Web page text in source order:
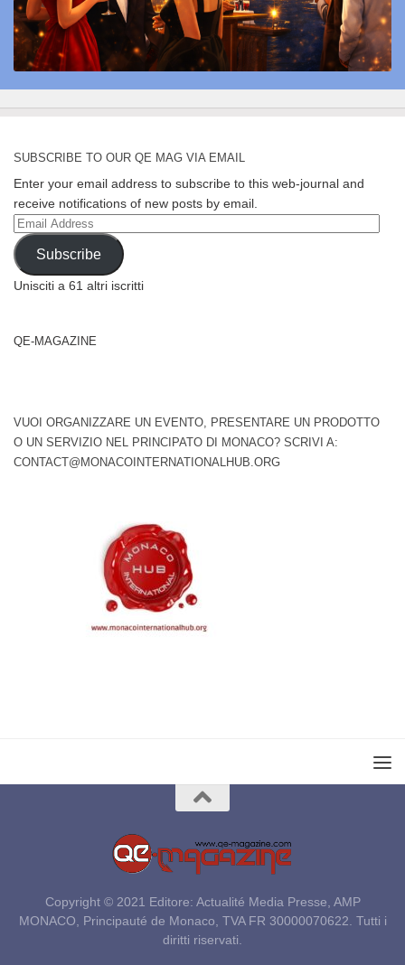
SUBSCRIBE TO OUR QE MAG VIA EMAIL
Enter your email address to subscribe to this web-journal and
receive notifications of new posts by email.
Email
Address
Subscribe
Unisciti a 61 altri iscritti
QE-MAGAZINE
VUOI ORGANIZZARE UN EVENTO, PRESENTARE UN PRODOTTO
O UN SERVIZIO NEL PRINCIPATO DI MONACO? SCRIVI A:
CONTACT@MONACOINTERNATIONALHUB.ORG
Copyright © 2021 Editore: Actualité Media Presse, AMP
MONACO, Principauté de Monaco, TVA FR 30000070622. Tutti i
diritti riservati.